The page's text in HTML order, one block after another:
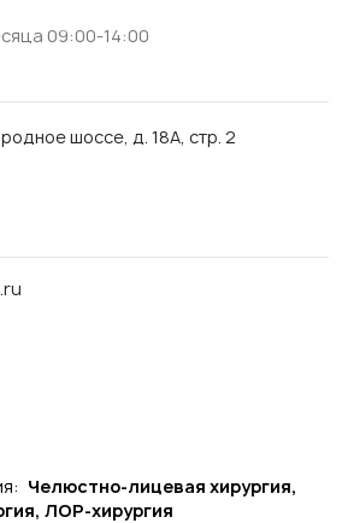
09:00-14:00
шоссе, д. 18А, стр. 2
Челюстно-лицевая хирургия,
ЛОР-хирургия